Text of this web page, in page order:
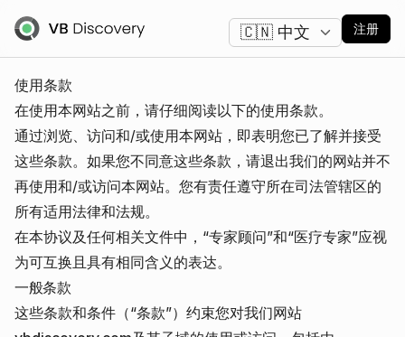
更改语言 注册
使用条款
在使用本网站之前，请仔细阅读以下的使用条款。
通过浏览、访问和/或使用本网站，即表明您已了解并接受
这些条款。如果您不同意这些条款，请退出我们的网站并不
再使用和/或访问本网站。您有责任遵守所在司法管辖区的
所有适用法律和法规。
在本协议及任何相关文件中，“专家顾问”和“医疗专家”应视
为可互换且具有相同含义的表达。
一般条款
这些条款和条件（“条款”）约束您对我们网站